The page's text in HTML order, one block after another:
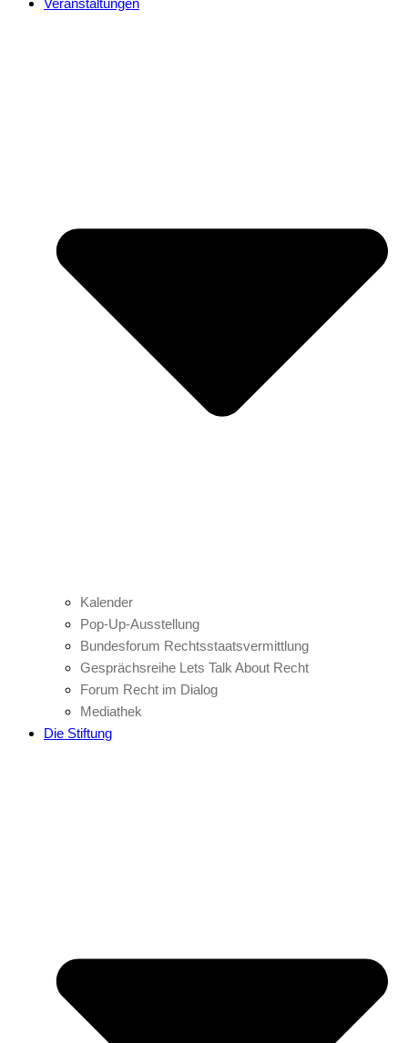
Veranstaltungen
Kalender
Pop-Up-Ausstellung
Bundesforum Rechtsstaatsvermittlung
Gesprächsreihe Lets Talk About Recht
Forum Recht im Dialog
Mediathek
Die Stiftung